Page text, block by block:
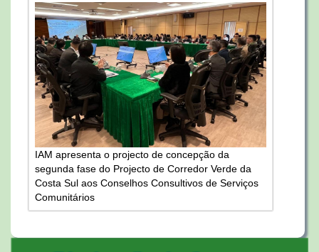
IAM apresenta o projecto de concepção da
segunda fase do Projecto de Corredor Verde da
Costa Sul aos Conselhos Consultivos de Serviços
Comunitários